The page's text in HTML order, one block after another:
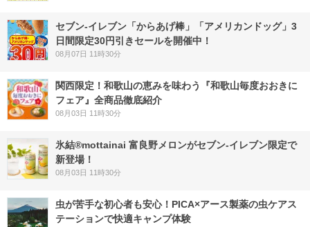
セブン‐イレブン「からあげ棒」「アメリカンドッグ」3
日間限定30円引きセールを開催中！
08月07日 11時30分
関西限定！和歌山の恵みを味わう『和歌山毎度おおきに
フェア』全商品徹底紹介
08月03日 11時30分
氷結®mottainai 富良野メロンがセブン‐イレブン限定で
新登場！
08月03日 11時30分
虫が苦手な初心者も安心！PICA×アース製薬の虫ケアス
テーションで快適キャンプ体験